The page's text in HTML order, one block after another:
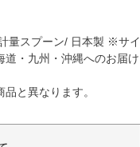
量スプーン/ 日本製 ※サイ
道・九州・沖縄へのお届け
と異なります。